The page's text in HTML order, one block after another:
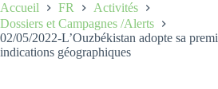
Accueil FR
Activités
Dossiers et Campagnes /Alerts
02/05/2022-L’Ouzbékistan adopte sa
indications géographiques